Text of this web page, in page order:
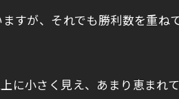
すが、それでも勝利数を重ね
に小さく見え、あまり恵まれ